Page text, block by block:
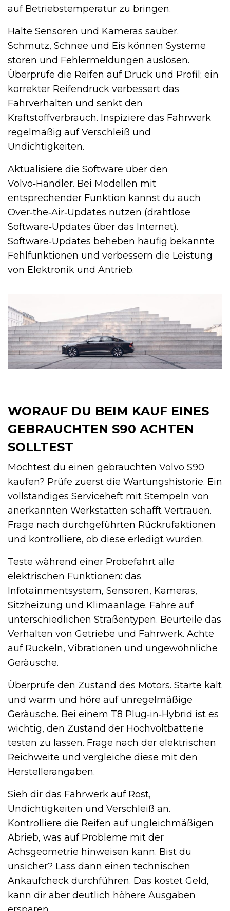
auf Betriebstemperatur zu bringen.
Halte Sensoren und Kameras sauber.
Schmutz, Schnee und Eis können Systeme
stören und Fehlermeldungen auslösen.
Überprüfe die Reifen auf Druck und Profil; ein
korrekter Reifendruck verbessert das
Fahrverhalten und senkt den
Kraftstoffverbrauch. Inspiziere das Fahrwerk
regelmäßig auf Verschleiß und
Undichtigkeiten.
Aktualisiere die Software über den
Volvo‑Händler. Bei Modellen mit
entsprechender Funktion kannst du auch
Over‑the‑Air‑Updates nutzen (drahtlose
Software‑Updates über das Internet).
Software‑Updates beheben häufig bekannte
Fehlfunktionen und verbessern die Leistung
von Elektronik und Antrieb.
WORAUF DU BEIM KAUF EINES
GEBRAUCHTEN S90 ACHTEN
SOLLTEST
Möchtest du einen gebrauchten Volvo S90
kaufen? Prüfe zuerst die Wartungshistorie. Ein
vollständiges Serviceheft mit Stempeln von
anerkannten Werkstätten schafft Vertrauen.
Frage nach durchgeführten Rückrufaktionen
und kontrolliere, ob diese erledigt wurden.
Teste während einer Probefahrt alle
elektrischen Funktionen: das
Infotainmentsystem, Sensoren, Kameras,
Sitzheizung und Klimaanlage. Fahre auf
unterschiedlichen Straßentypen. Beurteile das
Verhalten von Getriebe und Fahrwerk. Achte
auf Ruckeln, Vibrationen und ungewöhnliche
Geräusche.
Überprüfe den Zustand des Motors. Starte kalt
und warm und höre auf unregelmäßige
Geräusche. Bei einem T8 Plug‑in‑Hybrid ist es
wichtig, den Zustand der Hochvoltbatterie
testen zu lassen. Frage nach der elektrischen
Reichweite und vergleiche diese mit den
Herstellerangaben.
Sieh dir das Fahrwerk auf Rost,
Undichtigkeiten und Verschleiß an.
Kontrolliere die Reifen auf ungleichmäßigen
Abrieb, was auf Probleme mit der
Achsgeometrie hinweisen kann. Bist du
unsicher? Lass dann einen technischen
Ankaufcheck durchführen. Das kostet Geld,
kann dir aber deutlich höhere Ausgaben